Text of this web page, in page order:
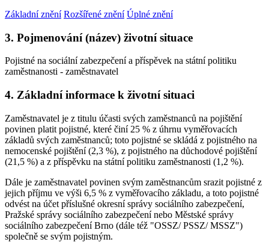
Základní znění Rozšířené znění Úplné znění
3. Pojmenování (název) životní situace
Pojistné na sociální zabezpečení a příspěvek na státní politiku
zaměstnanosti - zaměstnavatel
4. Základní informace k životní situaci
Zaměstnavatel je z titulu účasti svých zaměstnanců na pojištění
povinen platit pojistné, které činí 25 % z úhrnu vyměřovacích
základů svých zaměstnanců; toto pojistné se skládá z pojistného na
nemocenské pojištění (2,3 %), z pojistného na důchodové pojištění
(21,5 %) a z příspěvku na státní politiku zaměstnanosti (1,2 %).
Dále je zaměstnavatel povinen svým zaměstnancům srazit pojistné z
jejich příjmu ve výši 6,5 % z vyměřovacího základu, a toto pojistné
odvést na účet příslušné okresní správy sociálního zabezpečení,
Pražské správy sociálního zabezpečení nebo Městské správy
sociálního zabezpečení Brno (dále též "OSSZ/ PSSZ/ MSSZ")
společně se svým pojistným.